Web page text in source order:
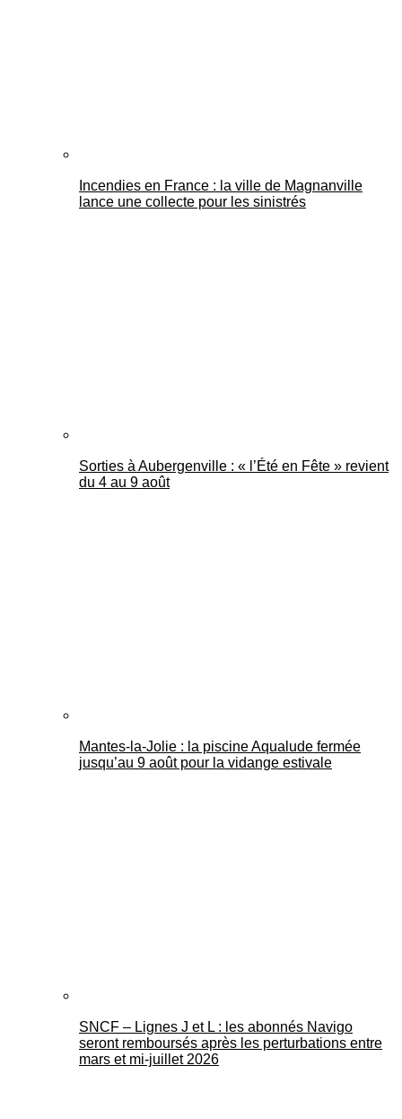
Incendies en France : la ville de Magnanville
lance une collecte pour les sinistrés
Sorties à Aubergenville : « l’Été en Fête » revient
du 4 au 9 août
Mantes-la-Jolie : la piscine Aqualude fermée
jusqu’au 9 août pour la vidange estivale
SNCF – Lignes J et L : les abonnés Navigo
seront remboursés après les perturbations entre
mars et mi-juillet 2026